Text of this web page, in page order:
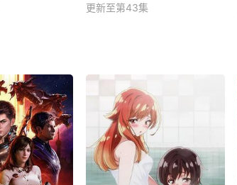
更新至第43集